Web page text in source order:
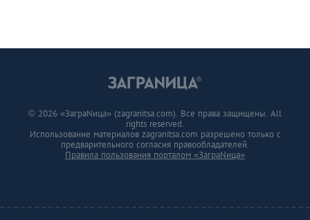
© 2026 «ЗаграNица» (zagranitsa.com). Все права защищены. All
rights reserved.
Использование материалов zagranitsa.com разрешено только с
предварительного согласия правообладателей.
Правила пользования порталом «ЗаграNица»